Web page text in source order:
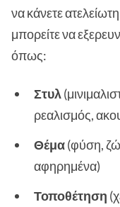
να κάνετε
μπορείτε να
όπως:
Στυλ
ρεαλισμός,
Θέμα(φύση,
αφηρημένα)
Τοποθέτηση